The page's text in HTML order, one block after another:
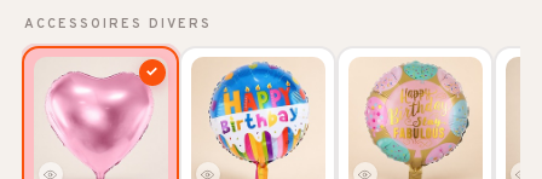
ACCESSOIRES DIVERS
✓